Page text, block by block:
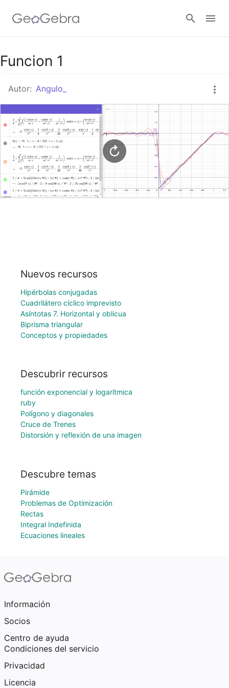
Google Classroom
GeoGebra Classroom
Abrir sesión
Funcion 1
Autor: Angulo_
Nuevos recursos
Hipérbolas conjugadas
Cuadrilátero cíclico imprevisto
Asíntotas 7. Horizontal y oblicua
Biprisma triangular
Conceptos y propiedades
Descubrir recursos
función exponencial y logarítmica
ruby
Polígono y diagonales
Cruce de Trenes
Distorsión y reflexión de una imagen
Descubre temas
Pirámide
Problemas de Optimización
Rectas
Integral Indefinida
Ecuaciones lineales
Información
Socios
Centro de ayuda
Condiciones del servicio
Privacidad
Licencia